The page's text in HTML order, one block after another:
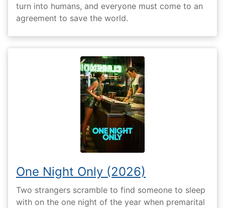
turn into humans, and everyone must come to an
agreement to save the world.
One Night Only (2026)
Two strangers scramble to find someone to sleep
with on the one night of the year when premarital